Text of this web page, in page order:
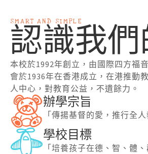
SMART AND SIMPLE
認識我
本校於1992年創立，由國際四方福
會於1936年在香港成立，在港推動
人中心，對教育公益，不遺餘力。
辦學宗旨
「傳揚基督的愛，推行全
學校目標
「培養孩子在德、智、體